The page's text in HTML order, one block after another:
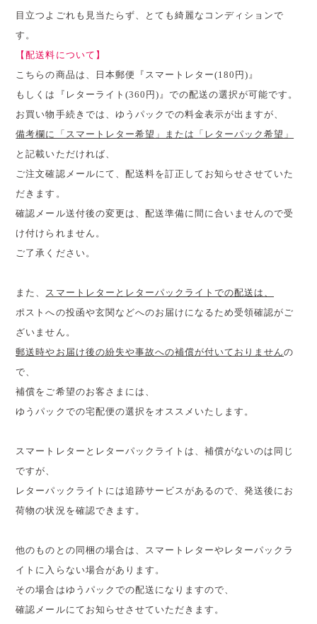
目立つよごれも見当たらず、とても綺麗なコンディションで
す。
【配送料について】
こちらの商品は、日本郵便『スマートレター(180円)』
もしくは『レターライト(360円)』での配送の選択が可能です。
お買い物手続きでは、ゆうパックでの料金表示が出ますが、
備考欄に「スマートレター希望」または「レターパック希望」
と記載いただければ、
ご注文確認メールにて、配送料を訂正してお知らせさせていた
だきます。
確認メール送付後の変更は、配送準備に間に合いませんので受
け付けられません。
ご了承ください。
また、 スマートレターとレターパックライトでの配送は、
ポストへの投函や玄関などへのお届けになるため受領確認がご
ざいません。
郵送時やお届け後の紛失や事故への補償が付いておりませんの
で、
補償をご希望のお客さまには、
ゆうパックでの宅配便の選択をオススメいたします。
スマートレターとレターパックライトは、補償がないのは同じ
ですが、
レターパックライトには追跡サービスがあるので、発送後にお
荷物の状況を確認できます。
他のものとの同梱の場合は、スマートレターやレターパックラ
イトに入らない場合があります。
その場合はゆうパックでの配送になりますので、
確認メールにてお知らせさせていただきます。